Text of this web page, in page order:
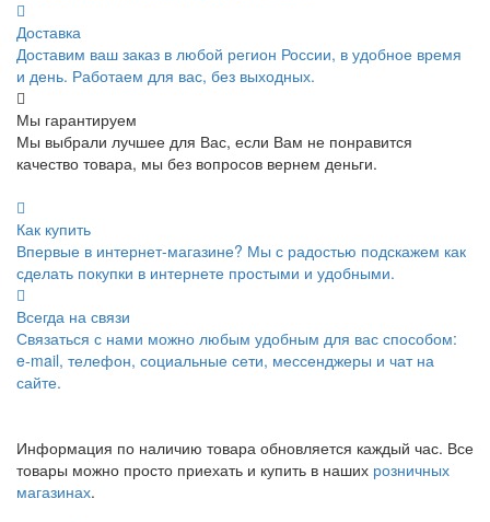
Доставка
Доставим ваш заказ в любой регион России, в удобное время
и день. Работаем для вас, без выходных.
Мы гарантируем
Мы выбрали лучшее для Вас, если Вам не понравится
качество товара, мы без вопросов вернем деньги.
Как купить
Впервые в интернет-магазине? Мы с радостью подскажем как
сделать покупки в интернете простыми и удобными.
Всегда на связи
Связаться с нами можно любым удобным для вас способом:
e-mail, телефон, социальные сети, мессенджеры и чат на
сайте.
Информация по наличию товара обновляется каждый час. Все
товары можно просто приехать и купить в наших розничных
магазинах.